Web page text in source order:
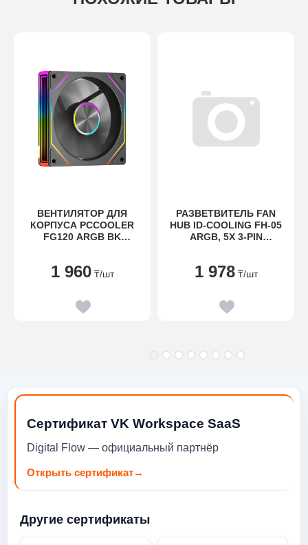
ВЕНТИЛЯТОР ДЛЯ
КОРПУСА PCCOOLER
FG120 ARGB BK
BLACK
1 960 ₸/шт
РАЗВЕТВИТЕЛЬ FAN
HUB ID-COOLING FH-05
ARGB, 5X 3-PIN
1 978 ₸/шт
Сертификат VK Workspace SaaS
Digital Flow — официальный партнёр
Открыть сертификат→
Другие сертификаты